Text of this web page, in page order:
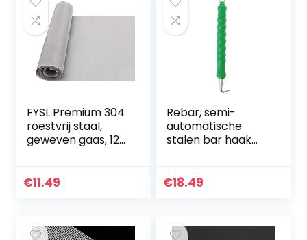
FYSL Premium 304
roestvrij staal,
geweven gaas, 120
inch/30 x 100 cm
€11.49
Rebar, semi-
automatische
stalen bar haak
wikkelgereedscha
€18.49